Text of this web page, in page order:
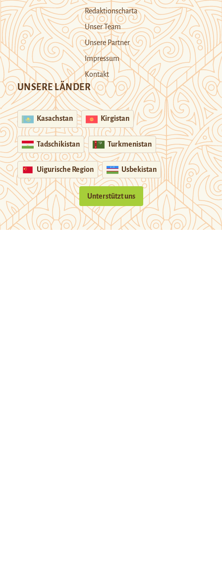
Redaktionscharta
Unser Team
Unsere Partner
Impressum
Kontakt
UNSERE LÄNDER
Kasachstan Kirgistan
Tadschikistan Turkmenistan
Uigurische Region Usbekistan
Unterstützt uns